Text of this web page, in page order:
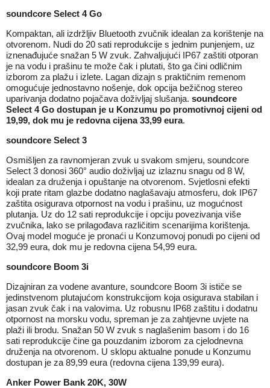
soundcore Select 4 Go
Kompaktan, ali izdržljiv Bluetooth zvučnik idealan za korištenje na
otvorenom. Nudi do 20 sati reprodukcije s jednim punjenjem, uz
iznenađujuće snažan 5 W zvuk. Zahvaljujući IP67 zaštiti otporan
je na vodu i prašinu te može čak i plutati, što ga čini odličnim
izborom za plažu i izlete. Lagan dizajn s praktičnim remenom
omogućuje jednostavno nošenje, dok opcija bežičnog stereo
uparivanja dodatno pojačava doživljaj slušanja. soundcore
Select 4 Go dostupan je u Konzumu po promotivnoj cijeni od
19,99, dok mu je redovna cijena 33,99 eura.
soundcore Select 3
Osmišljen za ravnomjeran zvuk u svakom smjeru, soundcore
Select 3 donosi 360° audio doživljaj uz izlaznu snagu od 8 W,
idealan za druženja i opuštanje na otvorenom. Svjetlosni efekti
koji prate ritam glazbe dodatno naglašavaju atmosferu, dok IP67
zaštita osigurava otpornost na vodu i prašinu, uz mogućnost
plutanja. Uz do 12 sati reprodukcije i opciju povezivanja više
zvučnika, lako se prilagođava različitim scenarijima korištenja.
Ovaj model moguće je pronaći u Konzumovoj ponudi po cijeni od
32,99 eura, dok mu je redovna cijena 54,99 eura.
soundcore Boom 3i
Dizajniran za vodene avanture, soundcore Boom 3i ističe se
jedinstvenom plutajućom konstrukcijom koja osigurava stabilan i
jasan zvuk čak i na valovima. Uz robusnu IP68 zaštitu i dodatnu
otpornost na morsku vodu, spreman je za zahtjevne uvjete na
plaži ili brodu. Snažan 50 W zvuk s naglašenim basom i do 16
sati reprodukcije čine ga pouzdanim izborom za cjelodnevna
druženja na otvorenom. U sklopu aktualne ponude u Konzumu
dostupan je za 89,99 eura (redovna cijena 139,99 eura).
Anker Power Bank 20K, 30W